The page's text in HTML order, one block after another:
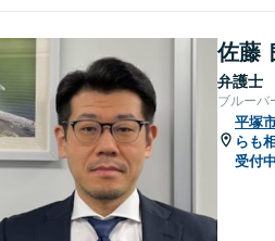
佐藤
弁護士
ブルーバ
平塚
らも
受付中